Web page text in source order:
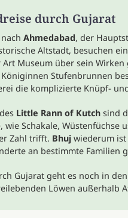
durch Gujarat
Ahmedabad, der
Altstadt, besuchen
Museum über sein
Stufenbrunnen
die komplizierte Knüpf-
Little Rann of Kutchsind
Schakale,
Zahl trifft. Bhujwiederum ist
an bestimmte Familien
Gujarat geht es noch in den
Löwen außerhalb